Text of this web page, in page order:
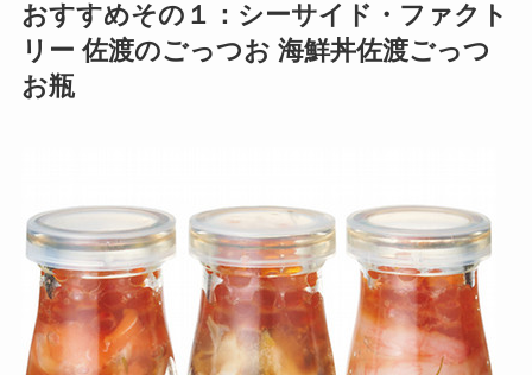
おすすめその１：シーサイド・ファクト
リー 佐渡のごっつお 海鮮丼佐渡ごっつ
お瓶